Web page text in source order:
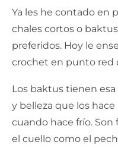
Ya les he contado en
chales cortos o
preferidos. Hoy le
crochet en punto red
Los baktus tienen
y belleza que los
cuando hace frío. Son
el cuello como el